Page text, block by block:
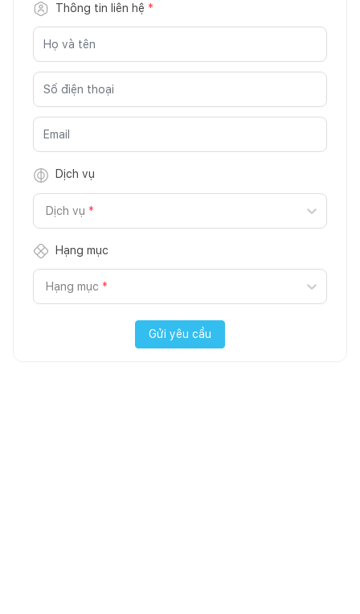
Thông tin liên hệ *
Dịch vụ
Dịch vụ *
Hạng mục
Hạng mục *
Gửi yêu cầu